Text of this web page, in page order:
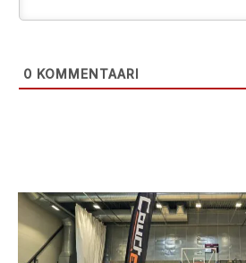
0 KOMMENTAARI